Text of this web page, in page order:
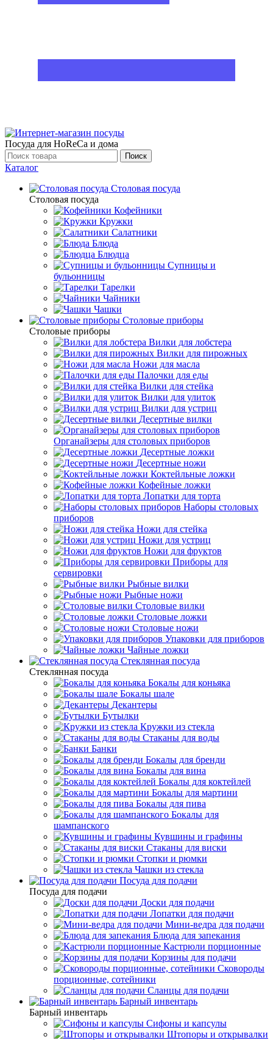
Посуда для HoReCa и дома
Поиск
Каталог
Столовая посуда
Столовая посуда
Кофейники
Кружки
Салатники
Блюда
Блюдца
Супницы и
бульонницы
Тарелки
Чайники
Чашки
Cтоловые приборы
Cтоловые приборы
Вилки для лобстера
Вилки для пирожных
Ножи для масла
Палочки для еды
Вилки для стейка
Вилки для улиток
Вилки для устриц
Десертные вилки
Органайзеры для столовых приборов
Десертные ложки
Десертные ножи
Коктейльные ложки
Кофейные ложки
Лопатки для торта
Наборы столовых
приборов
Ножи для стейка
Ножи для устриц
Ножи для фруктов
Приборы для
сервировки
Рыбные вилки
Рыбные ножи
Столовые вилки
Столовые ложки
Столовые ножи
Упаковки для приборов
Чайные ложки
Стеклянная посуда
Стеклянная посуда
Бокалы для коньяка
Бокалы шале
Декантеры
Бутылки
Кружки из стекла
Стаканы для воды
Банки
Бокалы для бренди
Бокалы для вина
Бокалы для коктейлей
Бокалы для мартини
Бокалы для пива
Бокалы для
шампанского
Кувшины и графины
Стаканы для виски
Стопки и рюмки
Чашки из стекла
Посуда для подачи
Посуда для подачи
Доски для подачи
Лопатки для подачи
Мини-ведра для подачи
Блюда для запекания
Кастрюли порционные
Корзины для подачи
Сковороды
порционные, сотейники
Сланцы для подачи
Барный инвентарь
Барный инвентарь
Сифоны и капсулы
Штопоры и открывалки